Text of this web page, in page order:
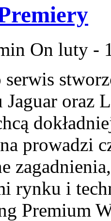
On luty -
Jaguar oraz
prowadzi
rynku i
Premium